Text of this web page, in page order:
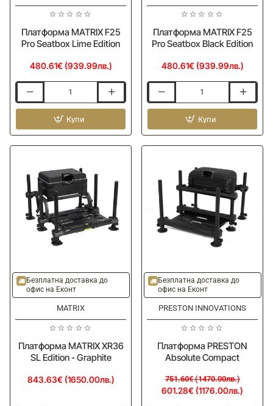
Платформа MATRIX F25
Pro Seatbox Lime Edition
480.61€ (939.99лв.)
MATRIX
Pro
Seatbox
Купи
Платформа MATRIX F25
Pro Seatbox Black Edition
480.61€ (939.99лв.)
MATRIX
Pro
Seatbox
Купи
Безплатна доставка до
офис на Еконт
MATRIX
Платформа MATRIX XR36
SL Edition - Graphite
843.63€ (1650.00лв.)
-20%
Безплатна доставка до
офис на Еконт
PRESTON INNOVATIONS
Платформа PRESTON
Absolute Compact
601.28€ (1176.00лв.)
751.60€ (1470.00лв.)